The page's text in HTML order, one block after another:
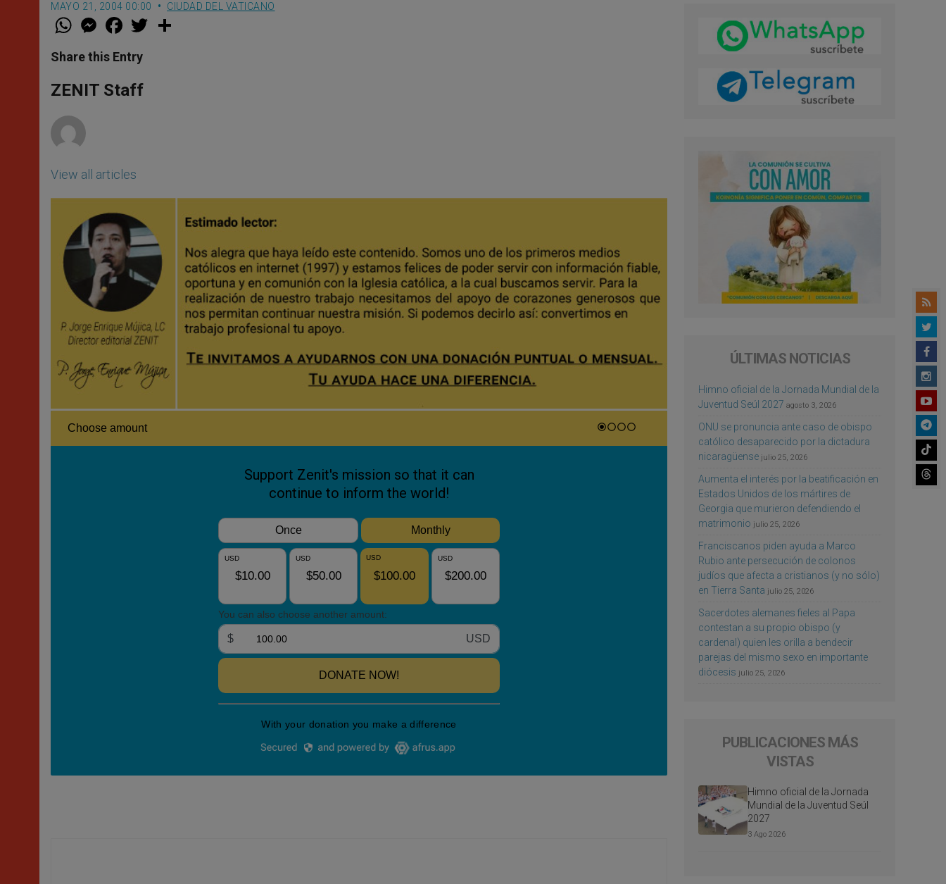
MAYO 21, 2004 00:00 CIUDAD DEL VATICANO
W
t
s
p
p
M
e
s
e
g
e
F
a
e
b
o
k
w
Share this Entry
ZENIT Staff
View all articles
ÚLTIMAS NOTICIAS
Himno oficial de la Jornada Mundial de la
Juventud Seúl 2027 agosto 3, 2026
ONU se pronuncia ante caso de obispo
católico desaparecido por la dictadura
nicaragüense julio 25, 2026
Aumenta el interés por la beatificación en
Estados Unidos de los mártires de
Georgia que murieron defendiendo el
matrimonio julio 25, 2026
Franciscanos piden ayuda a Marco
Rubio ante persecución de colonos
judíos que afecta a cristianos (y no sólo)
en Tierra Santa julio 25, 2026
Sacerdotes alemanes fieles al Papa
contestan a su propio obispo (y
cardenal) quien les orilla a bendecir
parejas del mismo sexo en importante
diócesis julio 25, 2026
PUBLICACIONES MÁS
VISTAS
Himno oficial de la Jornada
Mundial de la Juventud Seúl
2027
3 Ago 2026